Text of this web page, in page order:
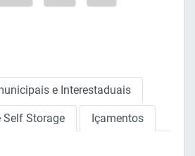
e Interestaduais
Self Storage Içamentos